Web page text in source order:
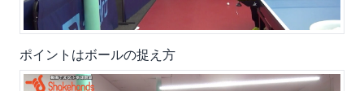
ポイントはボールの捉え方